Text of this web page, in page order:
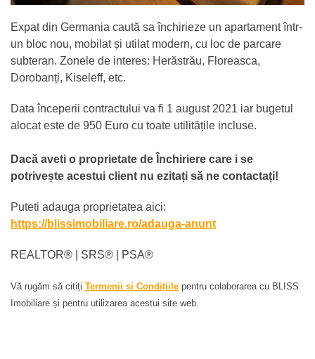
Expat din Germania caută sa închirieze un apartament într-
un bloc nou, mobilat și utilat modern, cu loc de parcare
subteran. Zonele de interes: Herăstrău, Floreasca,
Dorobanți, Kiseleff, etc.
Data începerii contractului va fi 1 august 2021 iar bugetul
alocat este de 950 Euro cu toate utilitățile incluse.
Dacă aveti o proprietate de Închiriere care i se
potrivește acestui client nu ezitați să ne contactați!
Puteti adauga proprietatea aici:
https://blissimobiliare.ro/adauga-anunt
REALTOR®️ | SRS®️ | PSA®️
Vă rugăm să citiți Termenii și Condițiile pentru colaborarea cu BLISS
Imobiliare și pentru utilizarea acestui site web.